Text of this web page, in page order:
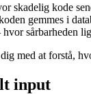
skadelig kode
gemmes i
hvor sårbarheden
med at forstå,
input